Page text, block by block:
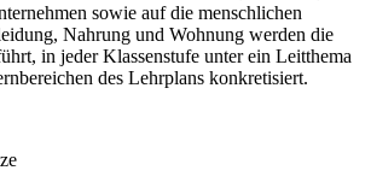
sowie auf die menschlichen
Nahrung und Wohnung werden die
in jeder Klassenstufe unter ein Leitthema
des Lehrplans konkretisiert.